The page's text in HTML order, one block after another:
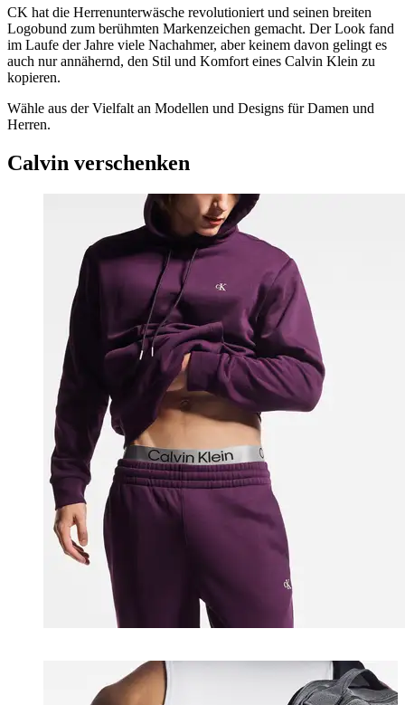
CK hat die Herrenunterwäsche revolutioniert und seinen breiten
Logobund zum berühmten Markenzeichen gemacht. Der Look fand
im Laufe der Jahre viele Nachahmer, aber keinem davon gelingt es
auch nur annähernd, den Stil und Komfort eines Calvin Klein zu
kopieren.
Wähle aus der Vielfalt an Modellen und Designs für Damen und
Herren.
Calvin verschenken